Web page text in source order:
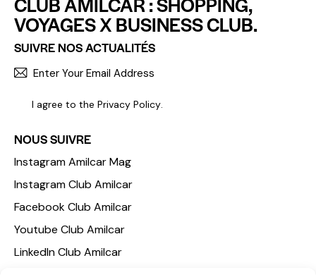
VOYAGES X BUSINESS CLUB.
SUIVRE NOS ACTUALITÉS
I agree to the Privacy Policy.
NOUS SUIVRE
Instagram Amilcar Mag
Instagram Club Amilcar
Facebook Club Amilcar
Youtube Club Amilcar
LinkedIn Club Amilcar